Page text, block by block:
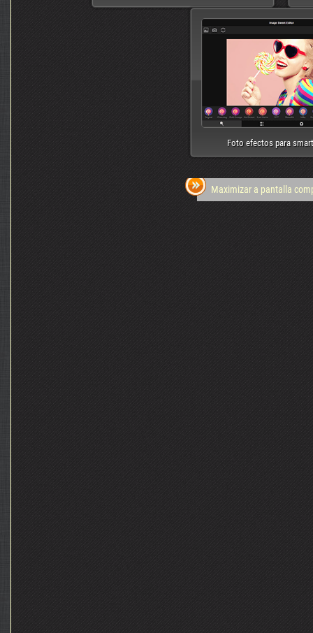
Foto efectos para
Maximizar a pantalla